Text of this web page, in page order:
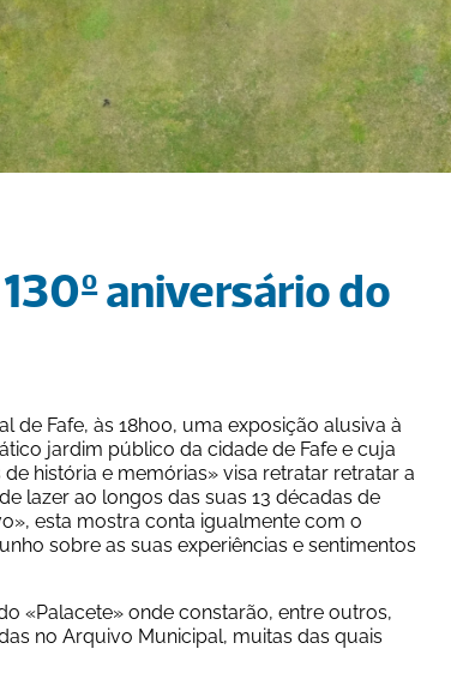
aniversário do
de Fafe, às 18h00, uma exposição alusiva à
jardim público da cidade de Fafe e cuja
história e memórias» visa retratar retratar a
lazer ao longos das suas 13 décadas de
esta mostra conta igualmente com o
sobre as suas experiências e sentimentos
«Palacete» onde constarão, entre outros,
no Arquivo Municipal, muitas das quais